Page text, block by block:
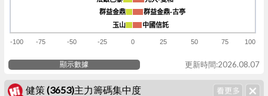
群益金鼎-古亭
群益金鼎-古亭
中國信託
中國信託
群益金鼎
群益金鼎
玉山
玉山
-100 -75 -50 -25 0 25 50 75 100
顯示數據 更新時間:2026.08.07
健策 (3653)主力籌碼集中度